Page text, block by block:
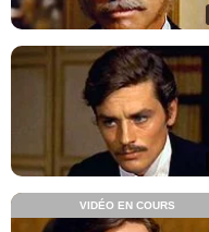
VIDÉO EN COURS